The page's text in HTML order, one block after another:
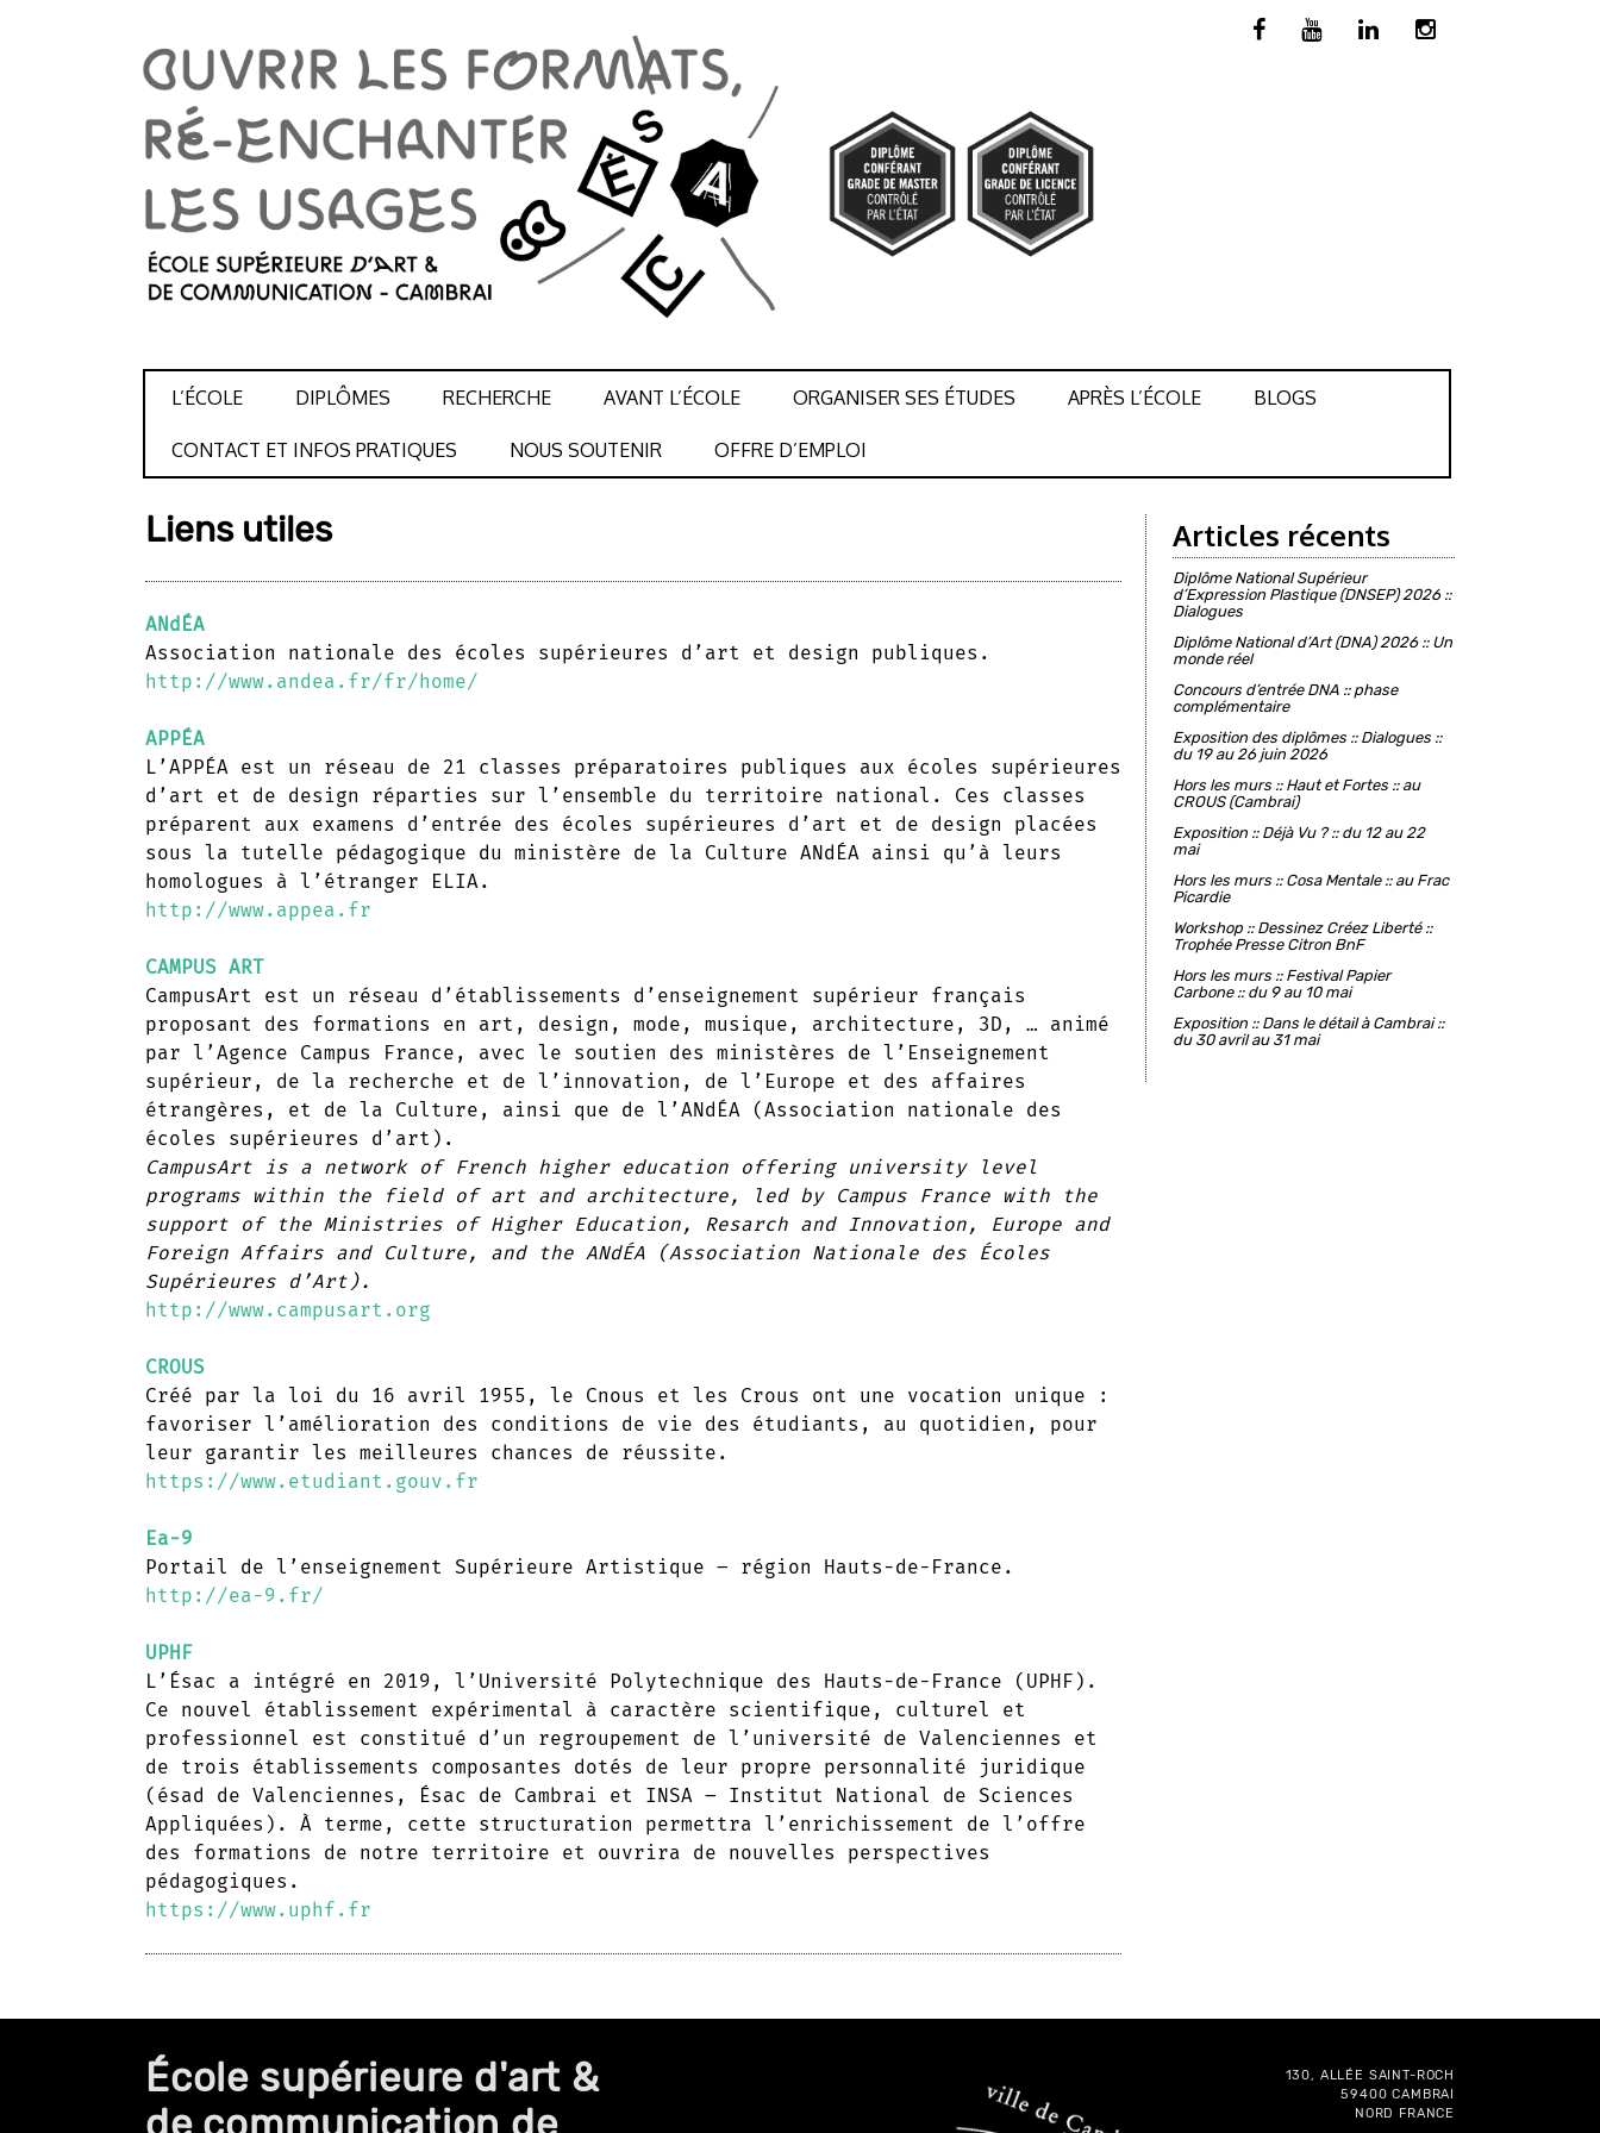
SKIP TO CONTENT
L’ÉCOLE DIPLÔMES RECHERCHE AVANT L’ÉCOLE ORGANISER SES ÉTUDES APRÈS L’ÉCOLE BLOGS
CONTACT ET INFOS PRATIQUES NOUS SOUTENIR OFFRE D’EMPLOI
Liens utiles
ANdÉA
Association nationale des écoles supérieures d’art et design publiques.
http://www.andea.fr/fr/home/
APPÉA
L’APPÉA est un réseau de 21 classes préparatoires publiques aux écoles supérieures
d’art et de design réparties sur l’ensemble du territoire national. Ces classes
préparent aux examens d’entrée des écoles supérieures d’art et de design placées
sous la tutelle pédagogique du ministère de la Culture ANdÉA ainsi qu’à leurs
homologues à l’étranger ELIA.
http://www.appea.fr
CAMPUS ART
CampusArt est un réseau d’établissements d’enseignement supérieur français
proposant des formations en art, design, mode, musique, architecture, 3D, … animé
par l’Agence Campus France, avec le soutien des ministères de l’Enseignement
supérieur, de la recherche et de l’innovation, de l’Europe et des affaires
étrangères, et de la Culture, ainsi que de l’ANdÉA (Association nationale des
écoles supérieures d’art).
CampusArt is a network of French higher education offering university level
programs within the field of art and architecture, led by Campus France with the
support of the Ministries of Higher Education, Resarch and Innovation, Europe and
Foreign Affairs and Culture, and the ANdÉA (Association Nationale des Écoles
Supérieures d’Art).
http://www.campusart.org
CROUS
Créé par la loi du 16 avril 1955, le Cnous et les Crous ont une vocation unique :
favoriser l’amélioration des conditions de vie des étudiants, au quotidien, pour
leur garantir les meilleures chances de réussite.
https://www.etudiant.gouv.fr
Ea-9
Portail de l’enseignement Supérieure Artistique – région Hauts-de-France.
http://ea-9.fr/
UPHF
L’Ésac a intégré en 2019, l’Université Polytechnique des Hauts-de-France (UPHF).
Ce nouvel établissement expérimental à caractère scientifique, culturel et
professionnel est constitué d’un regroupement de l’université de Valenciennes et
de trois établissements composantes dotés de leur propre personnalité juridique
(ésad de Valenciennes, Ésac de Cambrai et INSA – Institut National de Sciences
Appliquées). À terme, cette structuration permettra l’enrichissement de l’offre
des formations de notre territoire et ouvrira de nouvelles perspectives
pédagogiques.
https://www.uphf.fr
Articles récents
Diplôme National Supérieur
d’Expression Plastique (DNSEP) 2026 ::
Dialogues
Diplôme National d’Art (DNA) 2026 :: Un
monde réel
Concours d’entrée DNA :: phase
complémentaire
Exposition des diplômes :: Dialogues ::
du 19 au 26 juin 2026
Hors les murs :: Haut et Fortes :: au
CROUS (Cambrai)
Exposition :: Déjà Vu ? :: du 12 au 22
mai
Hors les murs :: Cosa Mentale :: au Frac
Picardie
Workshop :: Dessinez Créez Liberté ::
Trophée Presse Citron BnF
Hors les murs :: Festival Papier
Carbone :: du 9 au 10 mai
Exposition :: Dans le détail à Cambrai ::
du 30 avril au 31 mai
École supérieure d'art &
de communication de
130, ALLÉE SAINT-ROCH
59400 CAMBRAI
NORD FRANCE